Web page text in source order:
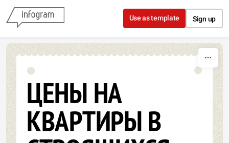
Skip to content
Use as template Sign up
ЦЕНЫ НА
КВАРТИРЫ В